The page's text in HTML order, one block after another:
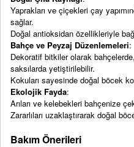
Yaprakları ve çiçekleri çay
sağlar.
Doğal antioksidan özellikleriyle
Bahçe ve Peyzaj Düzenlemeleri:
Dekoratif bitkiler olarak
saksılarda yetiştirilebilir.
Kokuları sayesinde doğal böcek
Ekolojik Fayda:
Arıları ve kelebekleri bahçenize
Zararlıları uzaklaştırarak doğal
Bakım Önerileri